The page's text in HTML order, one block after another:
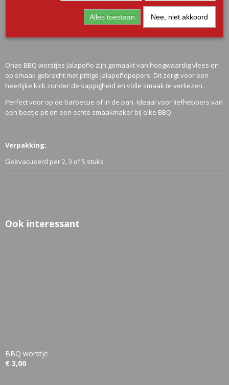
Onze BBQ worstjes Jalapeño zijn gemaakt van hoogwaardig vlees en
op smaak gebracht met pittige jalapeñopepers. Dit zorgt voor een
heerlijke kick zonder de sappigheid en volle smaak te verliezen.
Perfect voor op de barbecue of in de pan. Ideaal voor liefhebbers van
een beetje pit en een echte smaakmaker bij elke BBQ.
Verpakking:
Geëvacueerd per 2, 3 of 5 stuks
Ook interessant
BBQ worstje
€ 3,00
Alles toestaan Nee, niet akkoord